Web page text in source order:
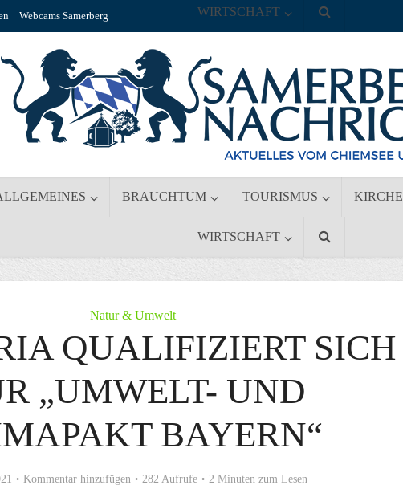
Webcams Samerberg
BRAUCHTUM TOURISMUS KIRCHE
WIRTSCHAFT
WIRTSCHAFT
Natur & Umwelt
QUALIFIZIERT SICH
„UMWELT- UND
BAYERN“
Kommentar hinzufügen 282 Aufrufe 2 Minuten zum Lesen